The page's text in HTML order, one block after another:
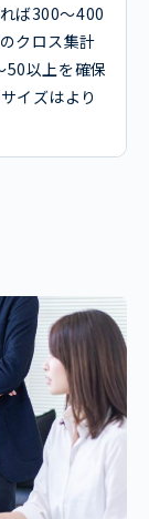
ば300〜400
クロス集計
50以上を確保
イズはより